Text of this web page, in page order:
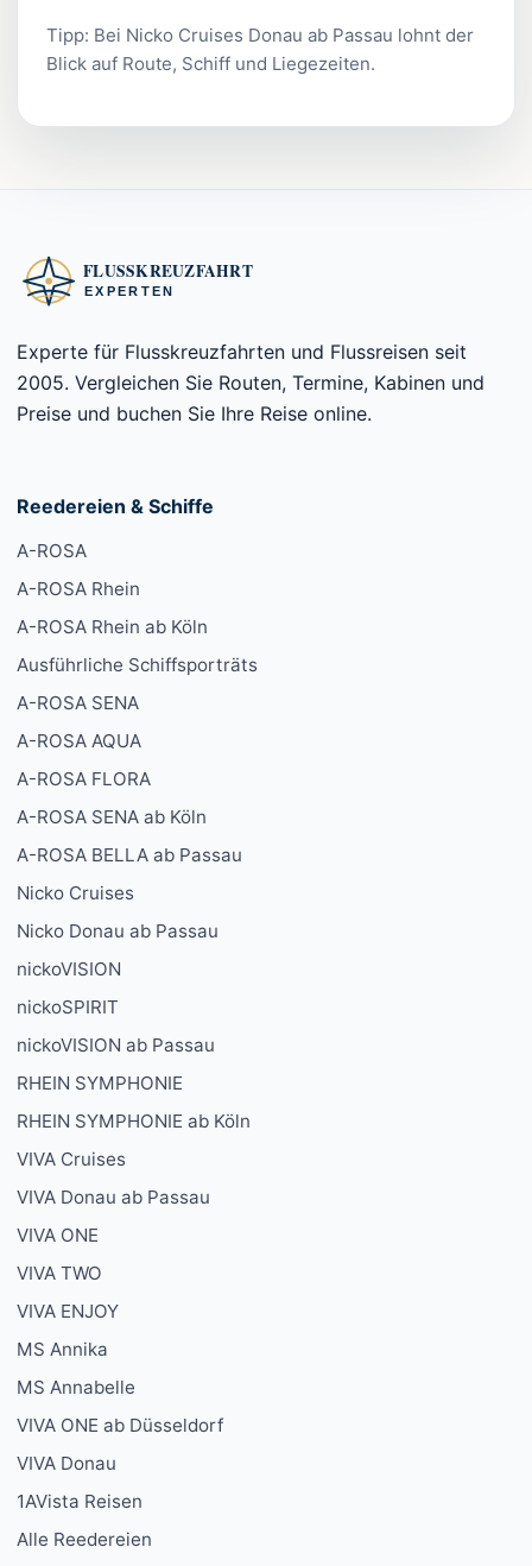
Tipp: Bei Nicko Cruises Donau ab Passau lohnt der
Blick auf Route, Schiff und Liegezeiten.
Experte für Flusskreuzfahrten und Flussreisen seit
2005. Vergleichen Sie Routen, Termine, Kabinen und
Preise und buchen Sie Ihre Reise online.
Reedereien & Schiffe
A-ROSA
A-ROSA Rhein
A-ROSA Rhein ab Köln
Ausführliche Schiffsporträts
A-ROSA SENA
A-ROSA AQUA
A-ROSA FLORA
A-ROSA SENA ab Köln
A-ROSA BELLA ab Passau
Nicko Cruises
Nicko Donau ab Passau
nickoVISION
nickoSPIRIT
nickoVISION ab Passau
RHEIN SYMPHONIE
RHEIN SYMPHONIE ab Köln
VIVA Cruises
VIVA Donau ab Passau
VIVA ONE
VIVA TWO
VIVA ENJOY
MS Annika
MS Annabelle
VIVA ONE ab Düsseldorf
VIVA Donau
1AVista Reisen
Alle Reedereien